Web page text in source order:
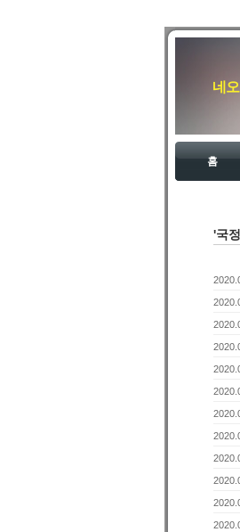
네오
홈
'국